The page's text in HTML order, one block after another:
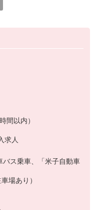
合わせた食事を提供して
添うことができる仕事で
伝えするので、ブランク
間以内）
求人
バス乗車、「米子自動車
場あり）